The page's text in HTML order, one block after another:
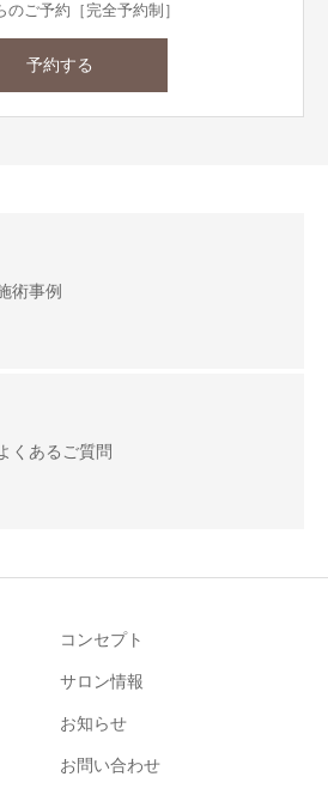
のご予約［完全予約制］
予約する
術事例
くあるご質問
コンセプト
サロン情報
お知らせ
お問い合わせ